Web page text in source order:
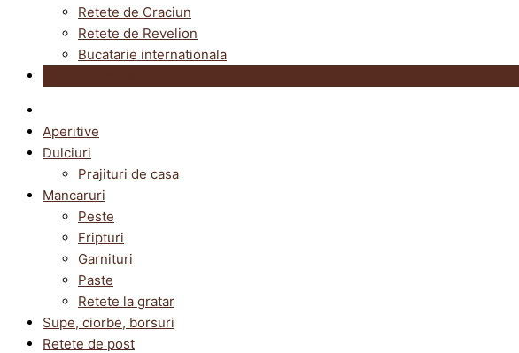
Retete de Craciun
Retete de Revelion
Bucatarie internationala
Aperitive
Dulciuri
Prajituri de casa
Mancaruri
Peste
Fripturi
Garnituri
Paste
Retete la gratar
Supe, ciorbe, borsuri
Retete de post